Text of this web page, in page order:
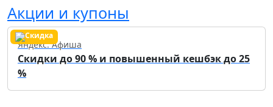
Акции и купоны
Яндекс. Афиша
Скидки до 90 % и повышенный кешбэк до 25
%